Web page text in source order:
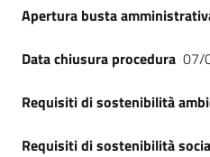
Apertura busta
Data chiusura procedura 07/
Requisiti di sostenibilità
Requisiti di sostenibilità